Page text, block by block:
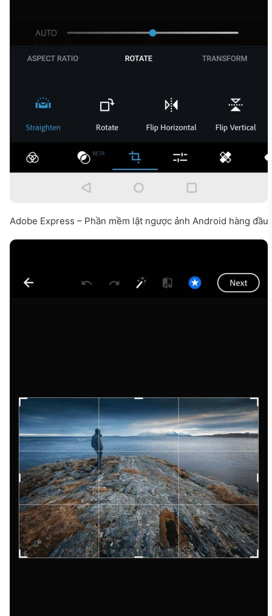
Adobe Express – Phần mềm lật ngược ảnh Android hàng đầu